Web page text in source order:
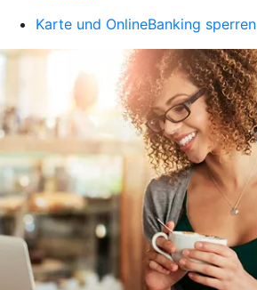
Karte und OnlineBanking sperren